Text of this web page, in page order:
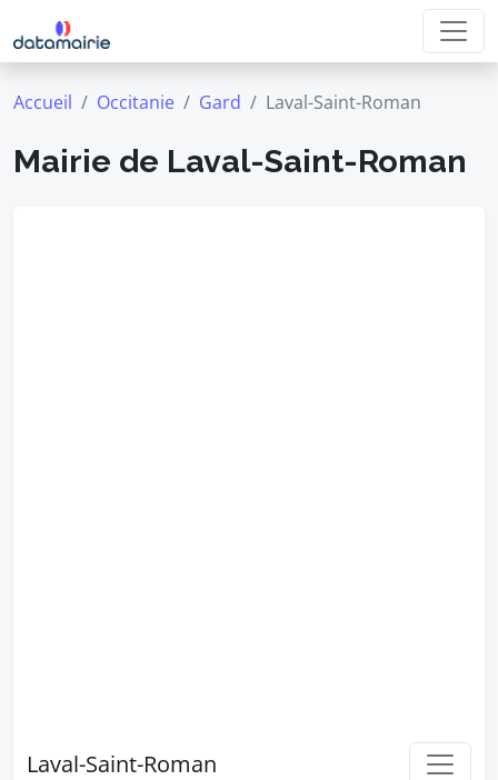
Accueil Occitanie Gard Laval-Saint-Roman
Mairie de Laval-Saint-Roman
Laval-Saint-Roman